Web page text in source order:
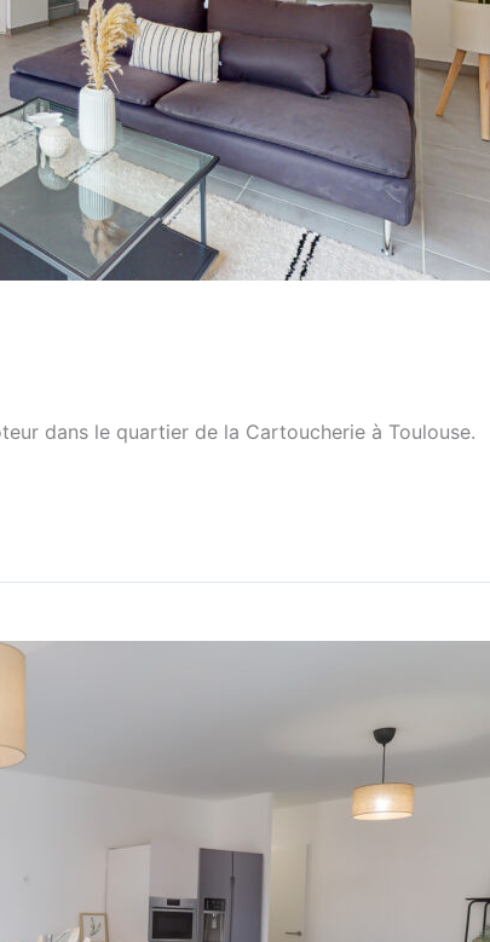
dans le quartier de la Cartoucherie à Toulouse.